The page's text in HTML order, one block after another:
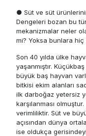
● Süt ve süt
Dengeleri bozan bu tür
mekanizmalar neler
mi? Yoksa bunlara hiç
Son 40 yılda ülke
yaşanmıştır.
büyük baş hayvan
bitkisi ekim alanları
ilk darboğaz yetersiz
karşılanması
verimliliktir. Süt ve
açısından dünya
ise oldukça